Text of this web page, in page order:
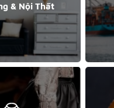
& Nội Thất